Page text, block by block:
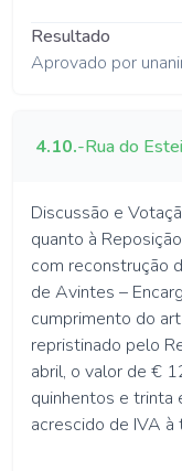
Resultado
Aprovado por
4.10.-Rua do
Discussão e
quanto à
com reconstrução
de Avintes –
cumprimento do
repristinado pelo
abril, o valor de €
quinhentos e trinta
acrescido de IVA à